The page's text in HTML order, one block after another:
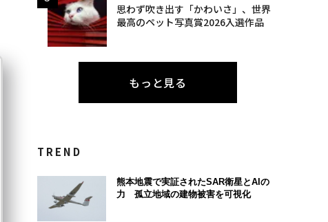
思わず吹き出す「かわいさ」、世界
最高のペット写真賞2026入選作品
もっと見る
TREND
熊本地震で実証されたSAR衛星とAIの
力 孤立地域の建物被害を可視化